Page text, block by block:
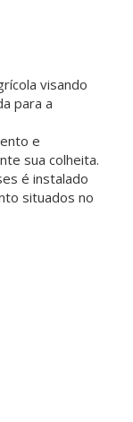
visando
para a
e
sua colheita.
é instalado
situados no